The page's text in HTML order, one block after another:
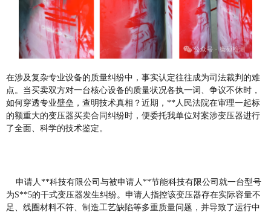
在涉及复杂专业设备的质量纠纷中，事实认定往往成为司法裁判的难
点。当买卖双方对一台核心设备的质量状况各执一词、争议不休时，
如何穿透专业壁垒，查明技术真相？近期，**人民法院在审理一起标
的额重大的变压器买卖合同纠纷时，便委托我单位对案涉变压器进行
了全面、科学的技术鉴定。
申请人**科技有限公司与被申请人**节能科技有限公司就一台型号
为S**5的干式变压器发生纠纷。申请人指控该变压器存在实际容量不
足、线圈材料不符、制造工艺缺陷等多重质量问题，并导致了运行中